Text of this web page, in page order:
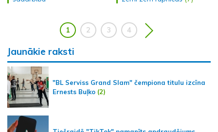
1 2 3 4
Jaunākie raksti
"BL Serviss Grand Slam" čempiona titulu izcīna
Ernests Buļko (2)